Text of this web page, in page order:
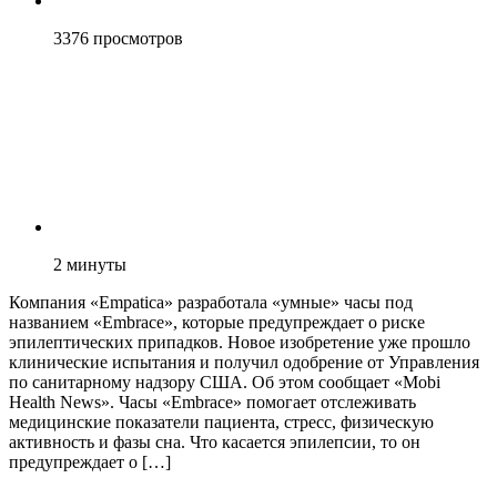
3376 просмотров
2 минуты
Компания «Empatica» разработала «умные» часы под
названием «Embrace», которые предупреждает о риске
эпилептических припадков. Новое изобретение уже прошло
клинические испытания и получил одобрение от Управления
по санитарному надзору США. Об этом сообщает «Mobi
Health News». Часы «Embrace» помогает отслеживать
медицинские показатели пациента, стресс, физическую
активность и фазы сна. Что касается эпилепсии, то он
предупреждает о […]